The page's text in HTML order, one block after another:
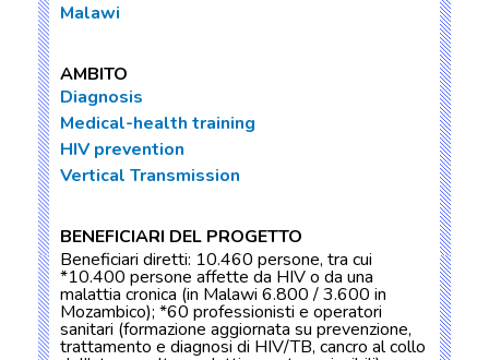
Malawi
AMBITO
Diagnosis
Medical-health training
HIV prevention
Vertical Transmission
BENEFICIARI DEL PROGETTO
Beneficiari diretti: 10.460 persone, tra cui
*10.400 persone affette da HIV o da una
malattia cronica (in Malawi 6.800 / 3.600 in
Mozambico); *60 professionisti e operatori
sanitari (formazione aggiornata su prevenzione,
trattamento e diagnosi di HIV/TB, cancro al collo